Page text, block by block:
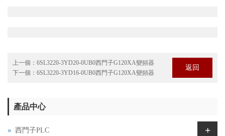
上一個： 6SL3220-3YD20-0UB0西門子G120XA變頻器
下一個： 6SL3220-3YD16-0UB0西門子G120XA變頻器
返回
產品中心
西門子PLC +